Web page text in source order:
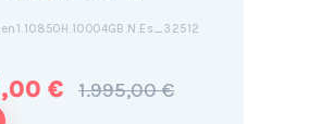
,00 € 1.995,00 €